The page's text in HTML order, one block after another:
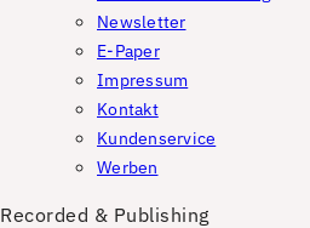
Newsletter
E-Paper
Impressum
Kontakt
Kundenservice
Werben
Recorded & Publishing